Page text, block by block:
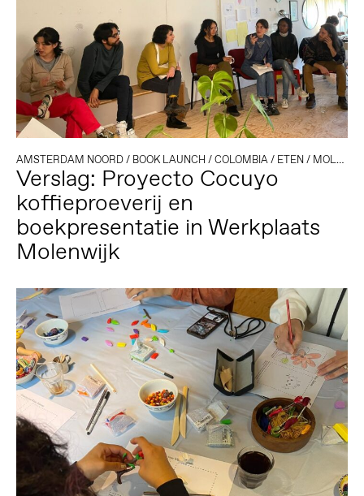
AMSTERDAM NOORD/ BOOK LAUNCH /COLOMBIA/ ETEN/ MOLENWIJK
Verslag: Proyecto Cocuyo
koffieproeverij en
boekpresentatie in Werkplaats
Molenwijk